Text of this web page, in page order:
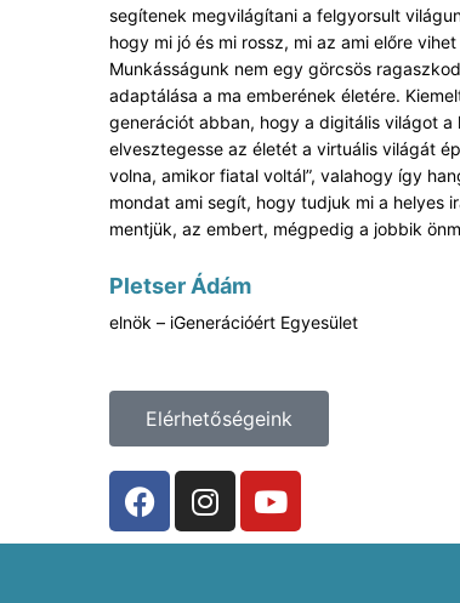
segítenek megvilágítani a felgyorsult
hogy mi jó és mi rossz, mi az ami előre
Munkásságunk nem egy görcsös
adaptálása a ma emberének életére.
generációt abban, hogy a digitális világot a
elvesztegesse az életét a virtuális világát
volna, amikor fiatal voltál”, valahogy így
mondat ami segít, hogy tudjuk mi a helyes
mentjük, az embert, mégpedig a jobbik
Pletser Ádám
elnök – iGenerációért Egyesület
Elérhetőségeink